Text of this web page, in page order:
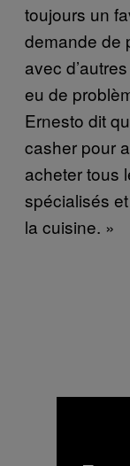
toujours un
demande de
avec
eu de
Ernesto dit
casher pour
acheter tous
spécialisés
la cuisine. »